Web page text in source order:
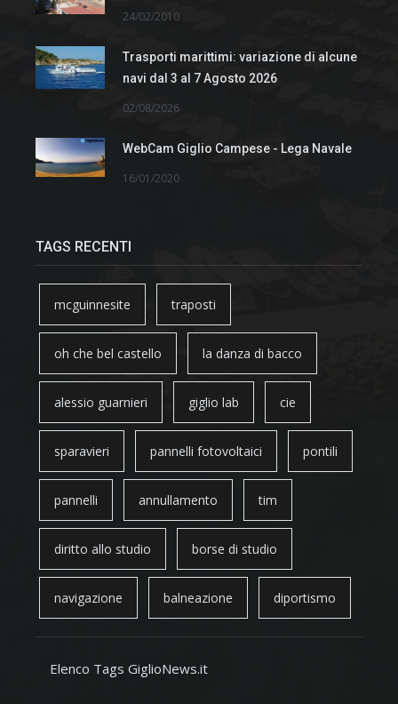
24/02/2010
Trasporti marittimi: variazione di alcune
navi dal 3 al 7 Agosto 2026
02/08/2026
WebCam Giglio Campese - Lega Navale
16/01/2020
TAGS RECENTI
mcguinnesite traposti
oh che bel castello la danza di bacco
alessio guarnieri giglio lab cie
sparavieri pannelli fotovoltaici pontili
pannelli annullamento tim
diritto allo studio borse di studio
navigazione balneazione diportismo
Elenco Tags GiglioNews.it